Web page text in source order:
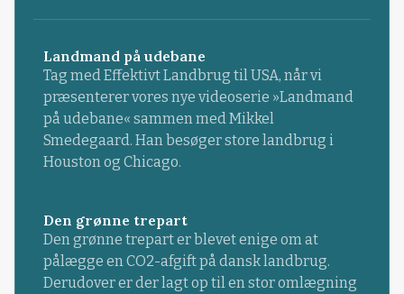
Landmand på udebane
Tag med Effektivt Landbrug til USA, når vi
præsenterer vores nye videoserie »Landmand
på udebane« sammen med Mikkel
Smedegaard. Han besøger store landbrug i
Houston og Chicago.
Den grønne trepart
Den grønne trepart er blevet enige om at
pålægge en CO2-afgift på dansk landbrug.
Derudover er der lagt op til en stor omlægning